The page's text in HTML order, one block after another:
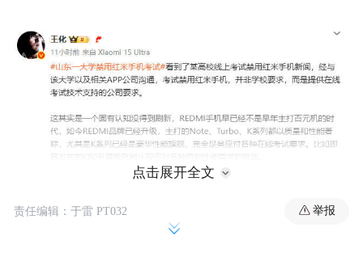
点击展开全文
责任编辑：于雷 PT032 举报